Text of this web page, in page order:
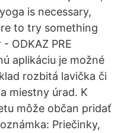
is necessary,
to try something
ODKAZ PRE
aplikáciu je možné
rozbitá lavička či
miestny úrad. K
môže občan pridať
Priečinky,